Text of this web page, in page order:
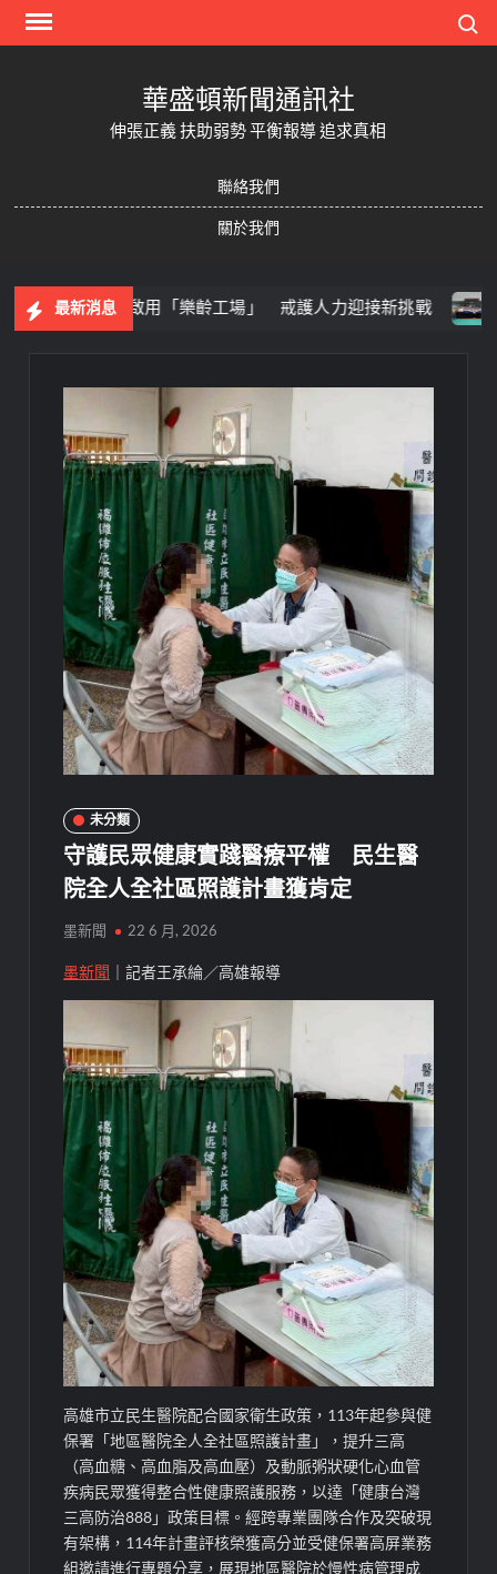
Skip
華盛頓新聞通訊社
伸張正義 扶助弱勢 平衡報導 追求真相
聯絡我們
關於我們
最新消息
南監獄啟用「樂齡工場」 戒護人力迎接新挑戰 下午
未分類
守護民眾健康實踐醫療平權 民生醫
院全人全社區照護計畫獲肯定
墨新聞 22 6 月, 2026
墨新聞 ｜記者王承綸／高雄報導
高雄市立民生醫院配合國家衛生政策，113年起參與健
保署「地區醫院全人全社區照護計畫」，提升三高
（高血糖、高血脂及高血壓）及動脈粥狀硬化心血管
疾病民眾獲得整合性健康照護服務，以達「健康台灣
三高防治888」政策目標。經跨專業團隊合作及突破現
有架構，114年計畫評核榮獲高分並受健保署高屏業務
組邀請進行專題分享，展現地區醫院於慢性病管理成